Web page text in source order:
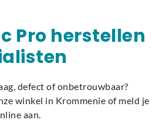
Pro herstellen
defect of onbetrouwbaar?
winkel in Krommenie of meld je
aan.